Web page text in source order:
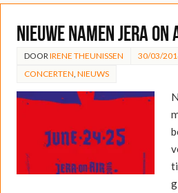
Nieuwe namen Jera
DOOR IRENE THEUNISSEN
30/03/
CONCERTEN NIEUWS